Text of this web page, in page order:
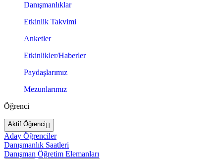
Danışmanlıklar
Etkinlik Takvimi
Anketler
Etkinlikler/Haberler
Paydaşlarımız
Mezunlarımız
Öğrenci
Aktif Öğrenci
Aday Öğrenciler
Danışmanlık Saatleri
Danışman Öğretim Elemanları